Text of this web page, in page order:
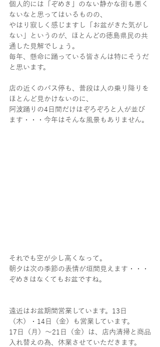
個人的には「ぞめき」のない静かな街も悪く
ないなと思ってはいるものの、
やはり寂しく感じますし「お盆がきた気がし
ない」というのが、ほとんどの徳島県民の共
通した見解でしょう。
毎年、懸命に踊っている皆さんは特にそうだ
と思います。
店の近くのバス停も、普段は人の乗り降りを
ほとんど見かけないのに、
阿波踊りの4日間だけはぞろぞろと人が並び
ます・・・今年はそんな風景もありません。
それでも空が少し高くなって。
朝夕は次の季節の表情が垣間見えます・・・
ぞめきはなくてもお盆ですね。
遠近はお盆期間営業しています。13日
（木）・14日（金）も営業しています。
17日（月）〜21日（金）は、店内清掃と商品
入れ替えの為、休業させていただきます。